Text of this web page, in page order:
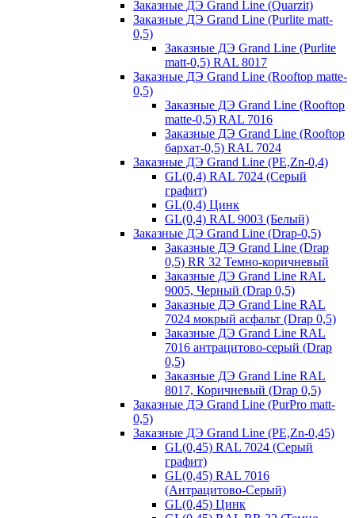
Заказные ДЭ Grand Line (Quarzit)
Заказные ДЭ Grand Line (Purlite matt-
0,5)
Заказные ДЭ Grand Line (Purlite
matt-0,5) RAL 8017
Заказные ДЭ Grand Line (Rooftop matte-
0,5)
Заказные ДЭ Grand Line (Rooftop
matte-0,5) RAL 7016
Заказные ДЭ Grand Line (Rooftop
бархат-0,5) RAL 7024
Заказные ДЭ Grand Line (PE,Zn-0,4)
GL(0,4) RAL 7024 (Серый
графит)
GL(0,4) Цинк
GL(0,4) RAL 9003 (Белый)
Заказные ДЭ Grand Line (Drap-0,5)
Заказные ДЭ Grand Line (Drap
0,5) RR 32 Темно-коричневый
Заказные ДЭ Grand Line RAL
9005, Черный (Drap 0,5)
Заказные ДЭ Grand Line RAL
7024 мокрый асфальт (Drap 0,5)
Заказные ДЭ Grand Line RAL
7016 антрацитово-серый (Drap
0,5)
Заказные ДЭ Grand Line RAL
8017, Коричневый (Drap 0,5)
Заказные ДЭ Grand Line (PurPro matt-
0,5)
Заказные ДЭ Grand Line (PE,Zn-0,45)
GL(0,45) RAL 7024 (Серый
графит)
GL(0,45) RAL 7016
(Антрацитово-Серый)
GL(0,45) Цинк